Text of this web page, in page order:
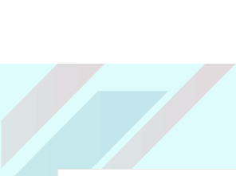
YouTube網路直播的高點
報導